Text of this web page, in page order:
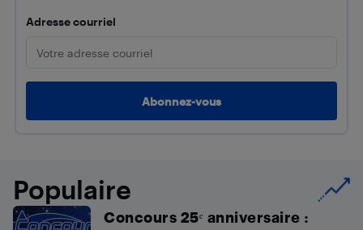
Adresse courriel
Populaire
Concours 25ᵉ anniversaire :